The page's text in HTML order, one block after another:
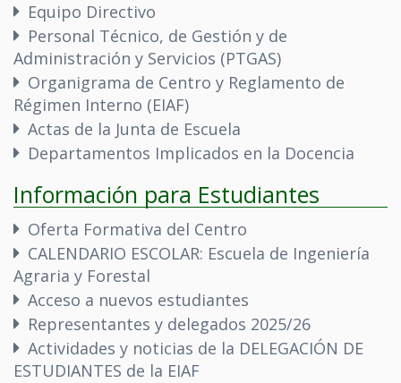
Equipo Directivo
Personal Técnico, de Gestión y de
Administración y Servicios (PTGAS)
Organigrama de Centro y Reglamento de
Régimen Interno (EIAF)
Actas de la Junta de Escuela
Departamentos Implicados en la Docencia
Información para Estudiantes
Oferta Formativa del Centro
CALENDARIO ESCOLAR: Escuela de Ingeniería
Agraria y Forestal
Acceso a nuevos estudiantes
Representantes y delegados 2025/26
Actividades y noticias de la DELEGACIÓN DE
ESTUDIANTES de la EIAF